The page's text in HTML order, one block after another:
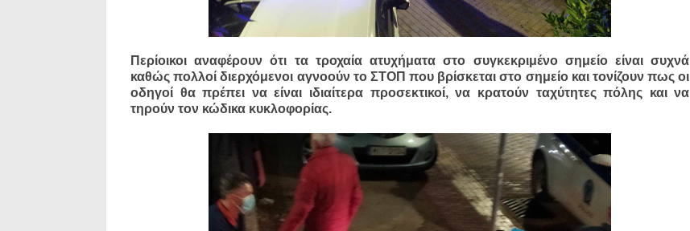
Περίοικοι αναφέρουν ότι τα τροχαία ατυχήματα στο συγκεκριμένο σημείο είναι συχνά
καθώς πολλοί διερχόμενοι αγνοούν το ΣΤΟΠ που βρίσκεται στο σημείο και τονίζουν πως οι
οδηγοί θα πρέπει να είναι ιδιαίτερα προσεκτικοί, να κρατούν ταχύτητες πόλης και να
τηρούν τον κώδικα κυκλοφορίας.